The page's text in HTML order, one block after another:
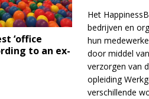
‘office
to an ex-
Het
bedrijven en
hun
door middel
verzorgen van
opleiding
verschillende